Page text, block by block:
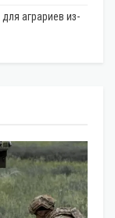
аграриев из-